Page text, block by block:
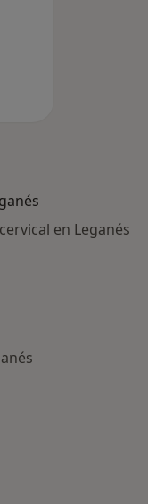
en Leganés